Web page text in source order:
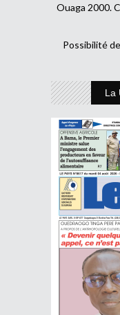
Ouaga 2000.
Possibilité
La